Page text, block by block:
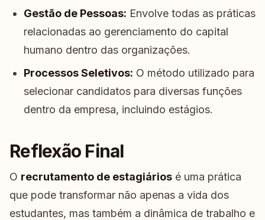
Gestão de Pessoas: Envolve todas as práticas
relacionadas ao gerenciamento do capital
humano dentro das organizações.
Processos Seletivos: O método utilizado para
selecionar candidatos para diversas funções
dentro da empresa, incluindo estágios.
Reflexão Final
O recrutamento de estagiários é uma prática
que pode transformar não apenas a vida dos
estudantes, mas também a dinâmica de trabalho e